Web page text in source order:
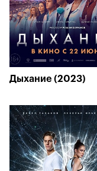
Дыхание (2023)